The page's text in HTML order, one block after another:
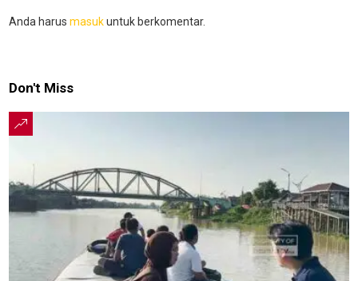
Anda harus masukuntuk berkomentar.
Don't Miss